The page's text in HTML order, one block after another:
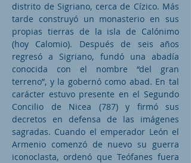
distrito de Sigriano, cerca de Cízico. Más
tarde construyó un monasterio en sus
propias tierras de la isla de Calónimo
(hoy Calomio). Después de seis años
regresó a Sigriano, fundó una abadía
conocida con el nombre “del gran
terreno”, y la gobernó como abad. En tal
carácter estuvo presente en el Segundo
Concilio de Nicea (787) y firmó sus
decretos en defensa de las imágenes
sagradas. Cuando el emperador León el
Armenio comenzó de nuevo su guerra
iconoclasta, ordenó que Teófanes fuera